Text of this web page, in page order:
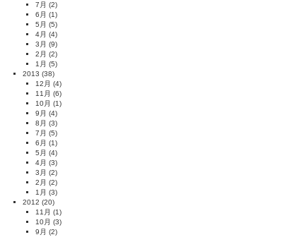
7月 (2)
6月 (1)
5月 (5)
4月 (4)
3月 (9)
2月 (2)
1月 (5)
2013 (38)
12月 (4)
11月 (6)
10月 (1)
9月 (4)
8月 (3)
7月 (5)
6月 (1)
5月 (4)
4月 (3)
3月 (2)
2月 (2)
1月 (3)
2012 (20)
11月 (1)
10月 (3)
9月 (2)